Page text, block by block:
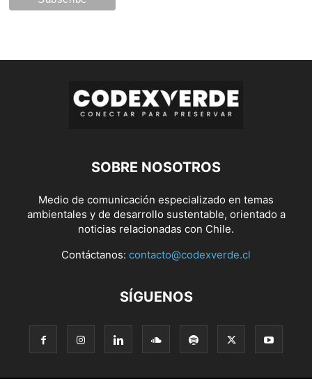
SOBRE NOSOTROS
Medio de comunicación especializado en temas
ambientales y de desarrollo sustentable, orientado a
noticias relacionadas con Chile.
Contáctanos: contacto@codexverde.cl
SÍGUENOS